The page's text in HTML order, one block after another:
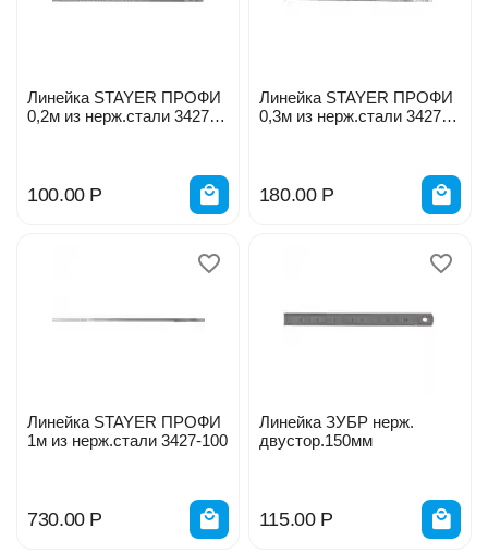
Линейка STAYER ПРОФИ
0,2м из нерж.стали 3427-
100.00 Р
Линейка STAYER ПРОФИ
0,3м из нерж.стали 3427-
180.00 Р
Линейка STAYER ПРОФИ
1м из нерж.стали 3427-100
730.00 Р
Линейка ЗУБР нерж.
двустор.150мм
115.00 Р